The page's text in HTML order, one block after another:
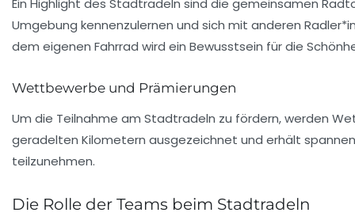
Ein Highlight des Stadtradeln sind die gemeinsamen
Umgebung kennenzulernen und sich mit anderen
dem eigenen Fahrrad wird ein Bewusstsein für die
Wettbewerbe und Prämierungen
Um die Teilnahme am Stadtradeln zu fördern, werden
geradelten Kilometern ausgezeichnet und erhält
teilzunehmen.
Die Rolle der Teams beim Stadtradeln